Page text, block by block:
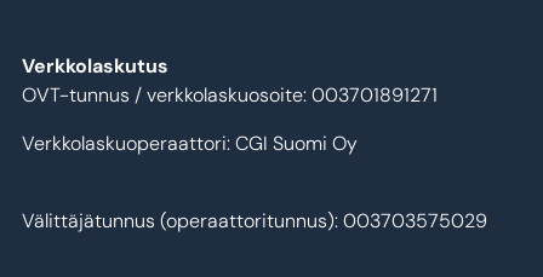
Verkkolaskutus
OVT-tunnus / verkkolaskuosoite: 003701891271
Verkkolaskuoperaattori: CGI Suomi Oy
Välittäjätunnus (operaattoritunnus): 003703575029